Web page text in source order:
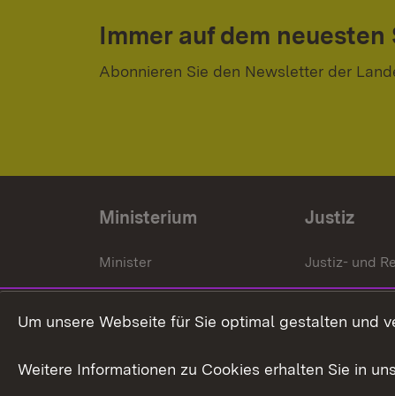
Immer auf dem neuesten
Abonnieren Sie den Newsletter der
Ministerium
Minister
Staatssekrektär
Ministerialdirektorin
Organigramm
Justiz
Justiz- und
Gerichte und
Um unsere Webseite für Sie optimal gestalten und
Weitere Informationen zu Cookies erhalten Sie in